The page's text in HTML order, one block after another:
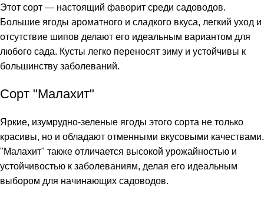
Этот сорт — настоящий фаворит среди садоводов.
Большие ягоды ароматного и сладкого вкуса, легкий уход и
отсутствие шипов делают его идеальным вариантом для
любого сада. Кусты легко переносят зиму и устойчивы к
большинству заболеваний.
Сорт "Малахит"
Яркие, изумрудно-зеленые ягоды этого сорта не только
красивы, но и обладают отменными вкусовыми качествами.
"Малахит" также отличается высокой урожайностью и
устойчивостью к заболеваниям, делая его идеальным
выбором для начинающих садоводов.